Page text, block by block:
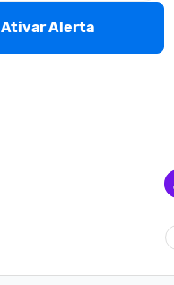
Ativar Alerta